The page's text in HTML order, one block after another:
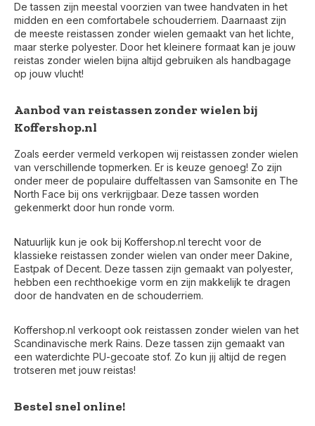
De tassen zijn meestal voorzien van twee handvaten in het
midden en een comfortabele schouderriem. Daarnaast zijn
de meeste reistassen zonder wielen gemaakt van het lichte,
maar sterke polyester. Door het kleinere formaat kan je jouw
reistas zonder wielen bijna altijd gebruiken als handbagage
op jouw vlucht!
Aanbod van reistassen zonder wielen bij
Koffershop.nl
Zoals eerder vermeld verkopen wij reistassen zonder wielen
van verschillende topmerken. Er is keuze genoeg! Zo zijn
onder meer de populaire duffeltassen van Samsonite en The
North Face bij ons verkrijgbaar. Deze tassen worden
gekenmerkt door hun ronde vorm.
Natuurlijk kun je ook bij Koffershop.nl terecht voor de
klassieke reistassen zonder wielen van onder meer Dakine,
Eastpak of Decent. Deze tassen zijn gemaakt van polyester,
hebben een rechthoekige vorm en zijn makkelijk te dragen
door de handvaten en de schouderriem.
Koffershop.nl verkoopt ook reistassen zonder wielen van het
Scandinavische merk Rains. Deze tassen zijn gemaakt van
een waterdichte PU-gecoate stof. Zo kun jij altijd de regen
trotseren met jouw reistas!
Bestel snel online!